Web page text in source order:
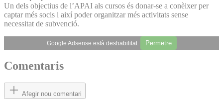
Un dels objectius de l’APAI als cursos és donar-se a conèixer per
captar més socis i així poder organitzar més activitats sense
necessitat de subvenció.
Google Adsense està deshabilitat. Permetre
Comentaris
Afegir nou comentari